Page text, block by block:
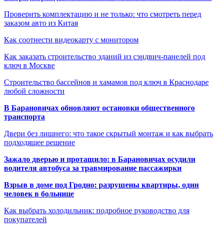
Проверить комплектацию и не только: что смотреть перед
заказом авто из Китая
Как соотнести видеокарту с монитором
Как заказать строительство зданий из сэндвич-панелей под
ключ в Москве
Строительство бассейнов и хамамов под ключ в Краснодаре
любой сложности
В Барановичах обновляют остановки общественного
транспорта
Двери без лишнего: что такое скрытый монтаж и как выбрать
подходящее решение
Зажало дверью и протащило: в Барановичах осудили
водителя автобуса за травмирование пассажирки
Взрыв в доме под Гродно: разрушены квартиры, один
человек в больнице
Как выбрать холодильник: подробное руководство для
покупателей